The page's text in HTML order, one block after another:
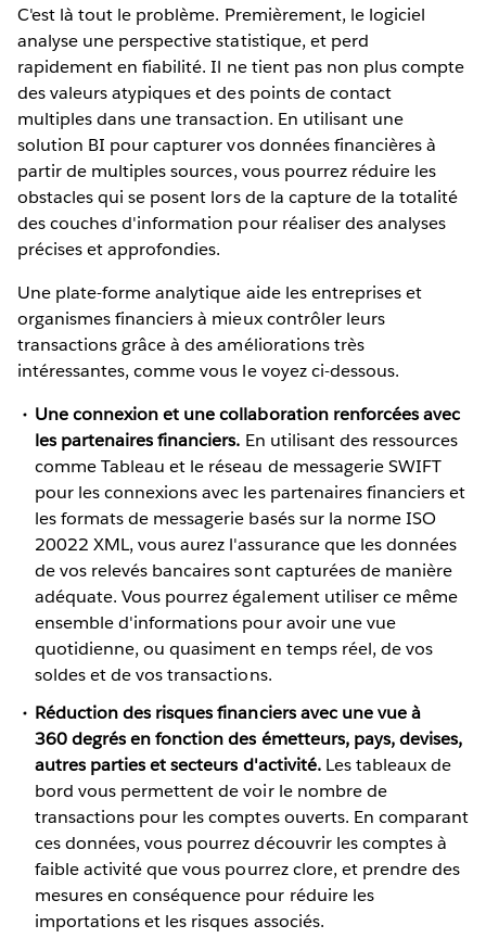
C'est là tout le problème. Premièrement, le logiciel
analyse une perspective statistique, et perd
rapidement en fiabilité. Il ne tient pas non plus compte
des valeurs atypiques et des points de contact
multiples dans une transaction. En utilisant une
solution BI pour capturer vos données financières à
partir de multiples sources, vous pourrez réduire les
obstacles qui se posent lors de la capture de la totalité
des couches d'information pour réaliser des analyses
précises et approfondies.
Une plate-forme analytique aide les entreprises et
organismes financiers à mieux contrôler leurs
transactions grâce à des améliorations très
intéressantes, comme vous le voyez ci-dessous.
Une connexion et une collaboration renforcées avec
les partenaires financiers. En utilisant des ressources
comme Tableau et le réseau de messagerie SWIFT
pour les connexions avec les partenaires financiers et
les formats de messagerie basés sur la norme ISO
20022 XML, vous aurez l'assurance que les données
de vos relevés bancaires sont capturées de manière
adéquate. Vous pourrez également utiliser ce même
ensemble d'informations pour avoir une vue
quotidienne, ou quasiment en temps réel, de vos
soldes et de vos transactions.
Réduction des risques financiers avec une vue à
360 degrés en fonction des émetteurs, pays, devises,
autres parties et secteurs d'activité. Les tableaux de
bord vous permettent de voir le nombre de
transactions pour les comptes ouverts. En comparant
ces données, vous pourrez découvrir les comptes à
faible activité que vous pourrez clore, et prendre des
mesures en conséquence pour réduire les
importations et les risques associés.